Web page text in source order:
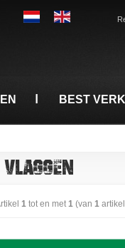
BEST
VLAGGEN
1 tot en met1 (van 1